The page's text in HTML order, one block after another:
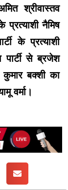
श्रीवास्तव
प्रत्याशी नैमिष
के प्रत्याशी
से ब्रजेश
कुमार बक्शी का
वर्मा।